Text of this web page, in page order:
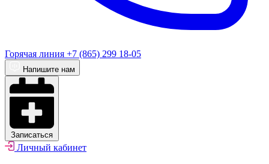
Горячая линия +7 (865) 299 18-05
Напишите нам
Записаться
Личный кабинет